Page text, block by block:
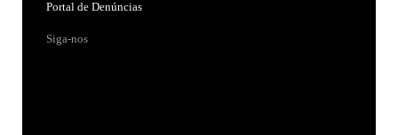
Portal de Denúncias
Siga-nos